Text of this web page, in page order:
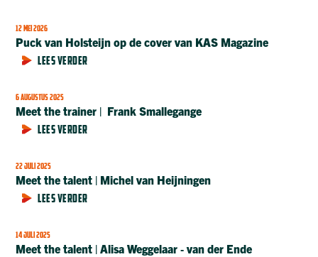
12 MEI 2026
Puck van Holsteijn op de cover van KAS Magazine
LEES VERDER
6 AUGUSTUS 2025
Meet the trainer | Frank Smallegange
LEES VERDER
22 JULI 2025
Meet the talent | Michel van Heijningen
LEES VERDER
14 JULI 2025
Meet the talent | Alisa Weggelaar ‑ van der Ende